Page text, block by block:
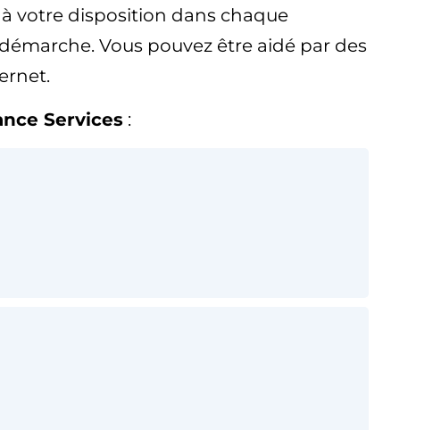
votre disposition dans chaque
Vous pouvez être aidé par des
Services :